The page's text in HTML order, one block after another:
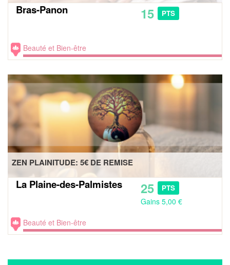
Bras-Panon 15 PTS
Beauté et Bien-être
ZEN PLAINITUDE: 5€ DE REMISE
La Plaine-des-Palmistes 25 PTS
Gains 5,00 €
Beauté et Bien-être